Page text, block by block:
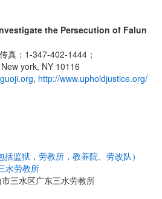
the Persecution of Falun
真：1-347-402-1444；
york, NY 10116
, http://www.upholdjustice.org/
监狱，劳教所，教养院、劳改队）
水劳教所
三水区广东三水劳教所